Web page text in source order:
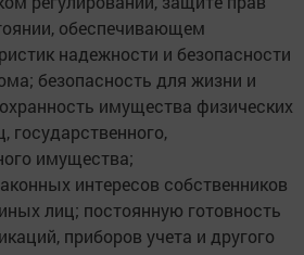
обеспечивающем
надежности и безопасности
безопасность для жизни и
имущества физических
государственного,
имущества;
интересов собственников
лиц; постоянную готовность
приборов учета и другого